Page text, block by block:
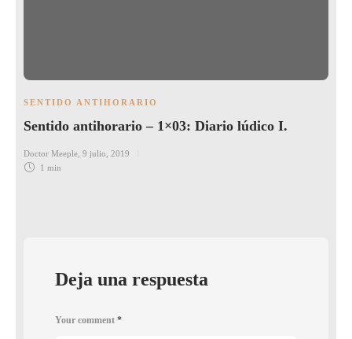
SENTIDO ANTIHORARIO
Sentido antihorario – 1×03: Diario lúdico I.
Doctor Meeple 9 julio, 2019
1 min
Deja una respuesta
Your comment *